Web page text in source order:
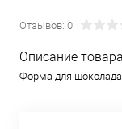
Отзывов: 0
Описание
Форма для